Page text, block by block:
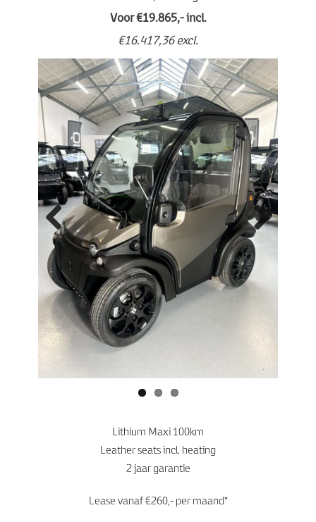
Voor €19.865,- incl.
€16.417,36 excl.
Previo
us
Next
Lithium Maxi 100km
Leather seats incl. heating
2 jaar garantie
Lease vanaf €260,- per maand*